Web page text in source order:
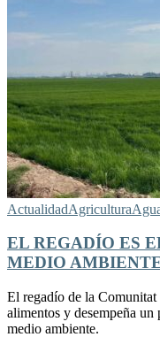
ActualidadAgricultura
EL REGADÍO ES
MEDIO
El regadío de la Comunitat
alimentos y desempeña
medio ambiente.